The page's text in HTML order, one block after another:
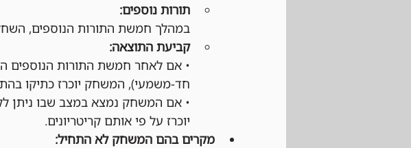
תורות נוספים:
במהלך חמשת התורות הנוספים,
קביעת התוצאה:
• אם לאחר חמשת התורות הנוספים
חד-משמעי), המשחק יוכרז כתיקו
• אם המשחק נמצא במצב שבו ניתן
יוכרז על פי אותם קריטריונים.
מקרים בהם המשחק לא התחיל: